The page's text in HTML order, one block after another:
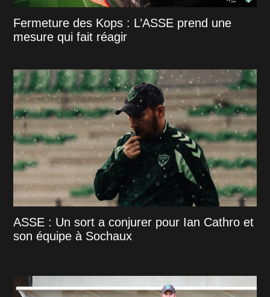
Fermeture des Kops : L’ASSE prend une
mesure qui fait réagir
ASSE : Un sort a conjurer pour Ian Cathro et
son équipe à Sochaux